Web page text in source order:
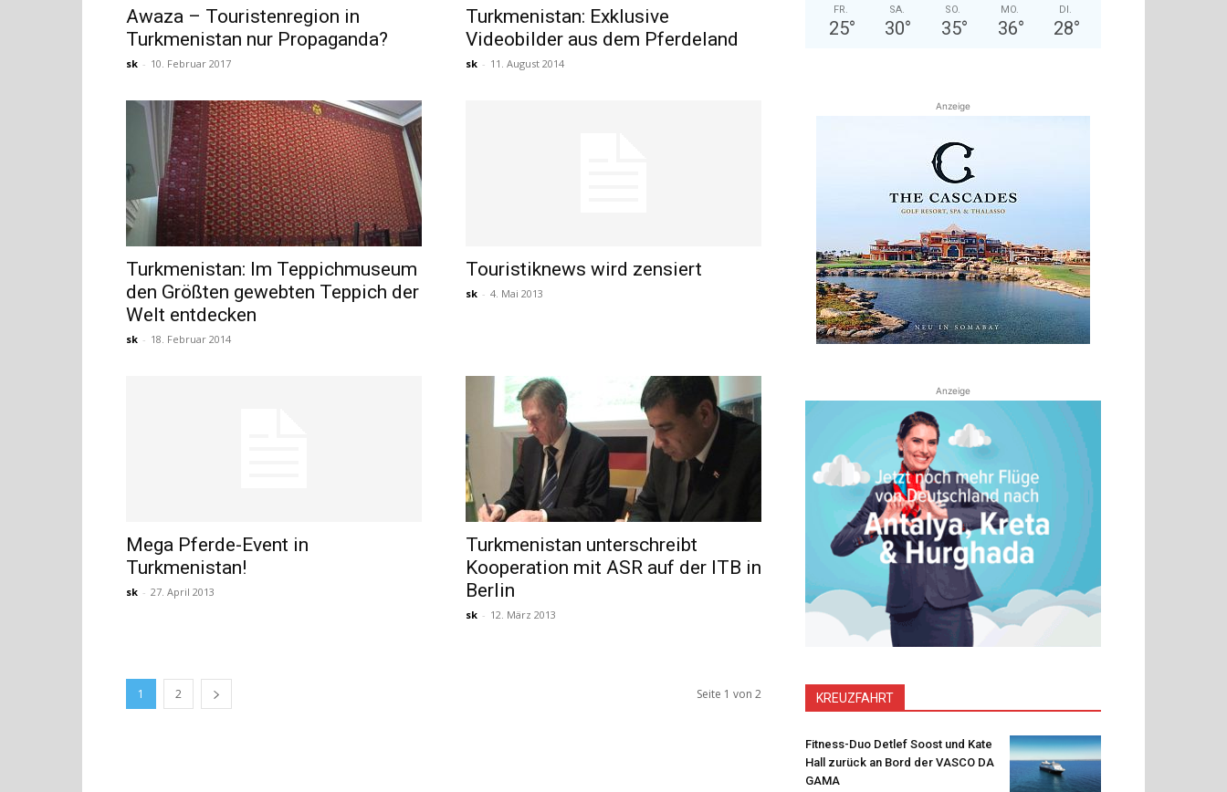
Awaza – Touristenregion in
Turkmenistan nur Propaganda?
sk - 10. Februar 2017
Turkmenistan: Exklusive
Videobilder aus dem Pferdeland
sk - 11. August 2014
Turkmenistan: Im Teppichmuseum
den Größten gewebten Teppich der
Welt entdecken
sk - 18. Februar 2014
Touristiknews wird zensiert
sk - 4. Mai 2013
Mega Pferde-Event in
Turkmenistan!
sk - 27. April 2013
Turkmenistan unterschreibt
Kooperation mit ASR auf der ITB in
Berlin
sk - 12. März 2013
1 2 Seite 1 von 2
FR.
25°
SA.
30°
SO.
35°
MO.
36°
DI.
28°
Anzeige
Anzeige
KREUZFAHRT
Fitness-Duo Detlef Soost und Kate
Hall zurück an Bord der VASCO DA
GAMA